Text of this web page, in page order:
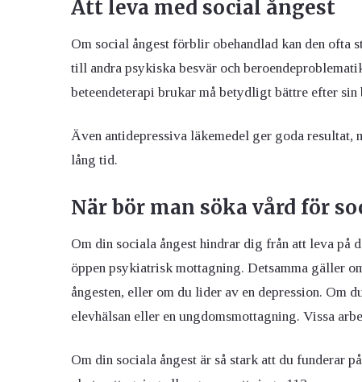
Att leva med social ångest
Om social ångest förblir obehandlad kan den ofta
till andra psykiska besvär och
beteendeterapi brukar må betydligt bättre efter sin
Även antidepressiva läkemedel ger goda resultat,
lång tid.
När bör man söka vård för
Om din sociala ångest hindrar dig från att leva på
öppen psykiatrisk mottagning. Detsamma gäller
ångesten, eller om du lider av en depression. Om
elevhälsan eller en ungdomsmottagning. Vissa
Om din sociala ångest är så stark att du funderar